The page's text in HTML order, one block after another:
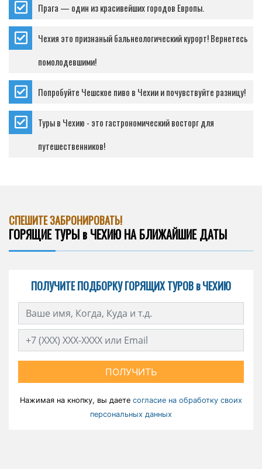
Прага — один из красивейших городов Европы.
Чехия это признаный бальнеологический курорт! Вернетесь
помолодевшими!
Попробуйте Чешское пиво в Чехии и почувствуйте разницу!
Туры в Чехию - это гастрономический восторг для
путешественников!
СПЕШИТЕ ЗАБРОНИРОВАТЬ!
ГОРЯЩИЕ ТУРЫ в ЧЕХИЮ НА БЛИЖАЙШИЕ ДАТЫ
ПОЛУЧИТЕ ПОДБОРКУ ГОРЯЩИХ ТУРОВ в ЧЕХИЮ
ПОЛУЧИТЬ
Нажимая на кнопку, вы даете согласие на обработку своих
персональных данных